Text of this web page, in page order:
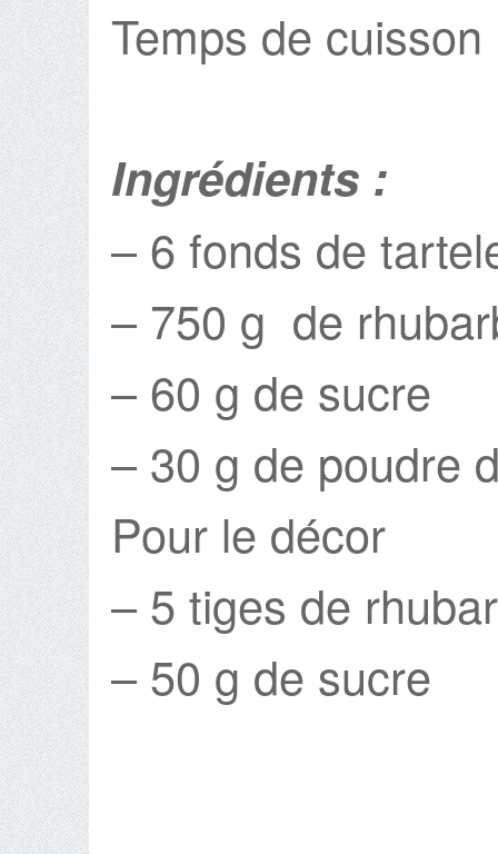
Temps de
Ingrédients :
– 6 fonds de
– 750 g de
– 60 g de sucre
– 30 g de poudre
Pour le décor
– 5 tiges de
– 50 g de sucre